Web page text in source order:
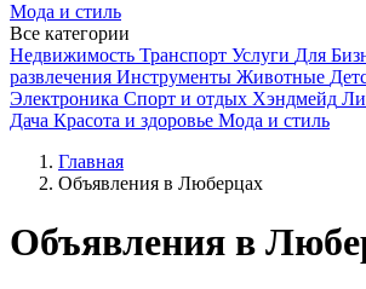
Мода и стиль
Все категории
Недвижимость Транспорт Услуги Для
развлечения Инструменты Животные
Электроника Спорт и отдых Хэндмейд
Дача Красота и здоровье Мода и стиль
Главная
Объявления в Люберцах
Объявления в